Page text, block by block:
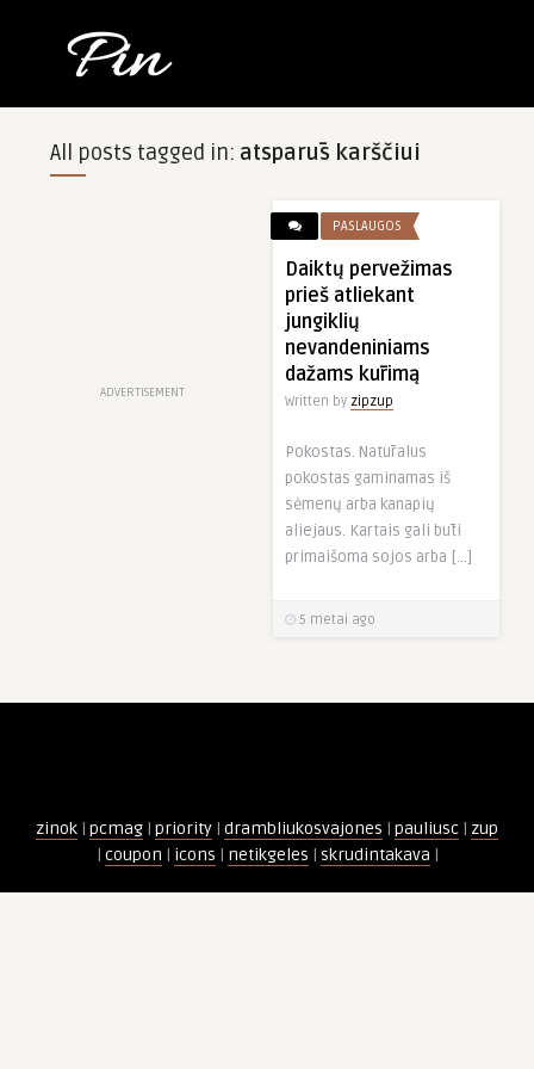
All posts tagged in: atsparūs karščiui
ADVERTISEMENT
PASLAUGOS
Daiktų pervežimas
prieš atliekant
jungiklių
nevandeniniams
dažams kūrimą
Written by zipzup
Pokostas. Natūralus
pokostas gaminamas iš
sėmenų arba kanapių
aliejaus. Kartais gali būti
primaišoma sojos arba […]
5 metai ago
zinok | pcmag | priority | drambliukosvajones | pauliusc | zup
| coupon | icons | netikgeles | skrudintakava |